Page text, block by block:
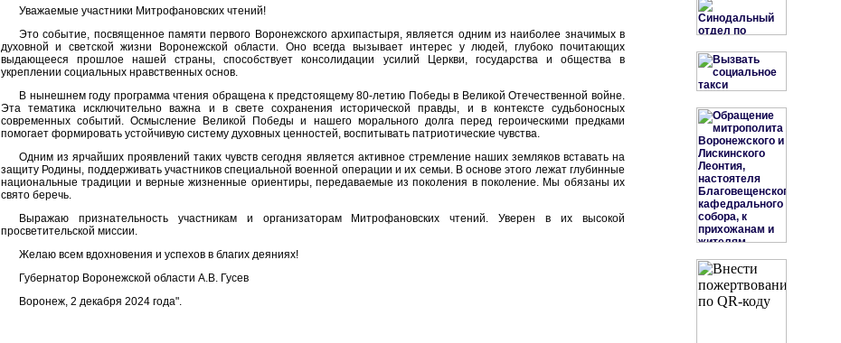
Уважаемые участники Митрофановских чтений!
Это событие, посвященное памяти первого Воронежского архипастыря, является одним из наиболее значимых в
духовной и светской жизни Воронежской области. Оно всегда вызывает интерес у людей, глубоко почитающих
выдающееся прошлое нашей страны, способствует консолидации усилий Церкви, государства и общества в
укреплении социальных нравственных основ.
В нынешнем году программа чтения обращена к предстоящему 80-летию Победы в Великой Отечественной войне.
Эта тематика исключительно важна и в свете сохранения исторической правды, и в контексте судьбоносных
современных событий. Осмысление Великой Победы и нашего морального долга перед героическими предками
помогает формировать устойчивую систему духовных ценностей, воспитывать патриотические чувства.
Одним из ярчайших проявлений таких чувств сегодня является активное стремление наших земляков вставать на
защиту Родины, поддерживать участников специальной военной операции и их семьи. В основе этого лежат глубинные
национальные традиции и верные жизненные ориентиры, передаваемые из поколения в поколение. Мы обязаны их
свято беречь.
Выражаю признательность участникам и организаторам Митрофановских чтений. Уверен в их высокой
просветительской миссии.
Желаю всем вдохновения и успехов в благих деяниях!
Губернатор Воронежской области А.В. Гусев
Воронеж, 2 декабря 2024 года".